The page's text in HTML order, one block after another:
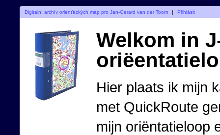
Digitalní archív orienťáckých map pro Jan-Gerard van der Toorn | Přihlásit
Welkom in
Hier plaats ik mijn
met QuickRoute
mijn oriëntatieloop